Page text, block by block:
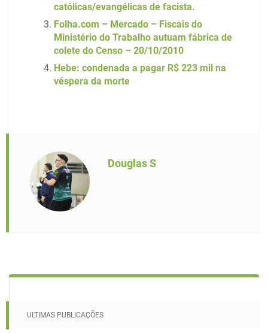
católicas/evangélicas de facista.
Folha.com – Mercado – Fiscais do
Ministério do Trabalho autuam fábrica de
colete do Censo – 20/10/2010
Hebe: condenada a pagar R$ 223 mil na
véspera da morte
Douglas S
ULTIMAS PUBLICAÇÕES